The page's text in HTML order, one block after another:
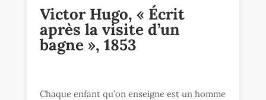
Victor Hugo, « Écrit
après la visite d’un
bagne », 1853
Chaque enfant qu’on enseigne est un homme